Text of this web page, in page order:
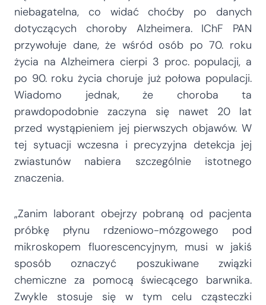
niebagatelna, co widać choćby po danych
dotyczących choroby Alzheimera. IChF PAN
przywołuje dane, że wśród osób po 70. roku
życia na Alzheimera cierpi 3 proc. populacji, a
po 90. roku życia choruje już połowa populacji.
Wiadomo jednak, że choroba ta
prawdopodobnie zaczyna się nawet 20 lat
przed wystąpieniem jej pierwszych objawów. W
tej sytuacji wczesna i precyzyjna detekcja jej
zwiastunów nabiera szczególnie istotnego
znaczenia.
„Zanim laborant obejrzy pobraną od pacjenta
próbkę płynu rdzeniowo-mózgowego pod
mikroskopem fluorescencyjnym, musi w jakiś
sposób oznaczyć poszukiwane związki
chemiczne za pomocą świecącego barwnika.
Zwykle stosuje się w tym celu cząsteczki